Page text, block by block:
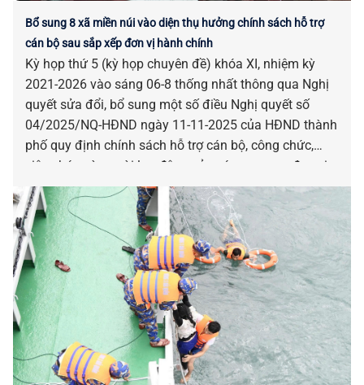
Bổ sung 8 xã miền núi vào diện thụ hưởng chính sách hỗ trợ
cán bộ sau sắp xếp đơn vị hành chính
Kỳ họp thứ 5 (kỳ họp chuyên đề) khóa XI, nhiệm kỳ
2021-2026 vào sáng 06-8 thống nhất thông qua Nghị
quyết sửa đổi, bổ sung một số điều Nghị quyết số
04/2025/NQ-HĐND ngày 11-11-2025 của HĐND thành
phố quy định chính sách hỗ trợ cán bộ, công chức,
viên chức và người lao động của các cơ quan, đơn vị
bị tác động, ảnh hưởng do sắp xếp đơn vị hành chính.